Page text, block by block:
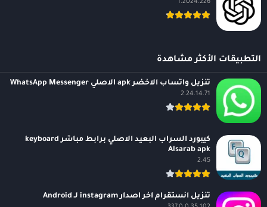
1.2024.226
التطبيقات الأكثر مشاهدة
تنزيل واتساب الاخضر apk الاصلي WhatsApp Messenger
2.24.14.71
كيبورد السراب البعيد الاصلي برابط مباشر keyboard
Alsarab apk
2.45
تنزيل انستقرام اخر اصدار instagram لـ Android